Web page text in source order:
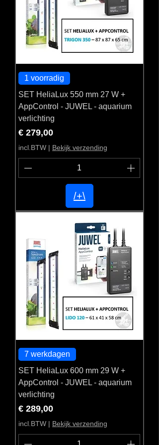
1 voorradig
SET HeliaLux 550 mm 27 W +
AppControl - JUWEL - aquarium
verlichting
Prijs
€ 279,00
incl.BTW | Bekijk verzending
/+\
7 werkdagen
SET HeliaLux 600 mm 29 W +
AppControl - JUWEL - aquarium
verlichting
Prijs
€ 289,00
incl.BTW | Bekijk verzending